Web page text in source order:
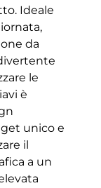
Ideale
da
le
è
unico e
il
a un